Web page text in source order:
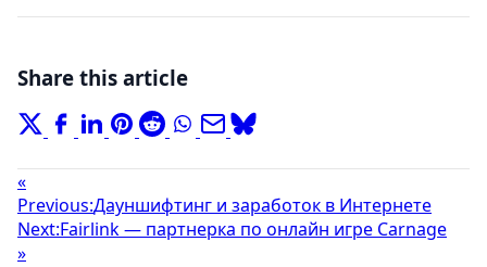
Share this article
«
Previous:Дауншифтинг и заработок в Интернете
Next:Fairlink — партнерка по онлайн игре Carnage
»